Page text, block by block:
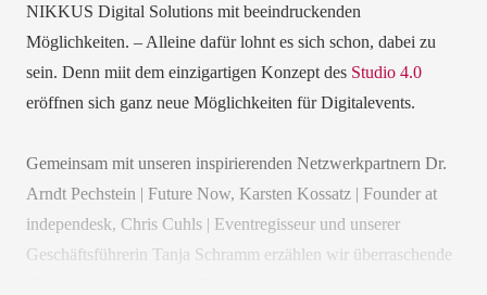
NIKKUS Digital Solutions mit beeindruckenden
Möglichkeiten. – Alleine dafür lohnt es sich schon, dabei zu
sein. Denn miit dem einzigartigen Konzept des Studio 4.0
eröffnen sich ganz neue Möglichkeiten für Digitalevents.
Gemeinsam mit unseren inspirierenden Netzwerkpartnern Dr.
Arndt Pechstein | Future Now, Karsten Kossatz | Founder at
independesk, Chris Cuhls | Eventregisseur und unserer
Geschäftsführerin Tanja Schramm erzählen wir überraschende